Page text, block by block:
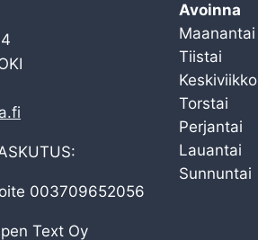
003709652056
Text Oy
Avoinna
Maanantai
Tiistai
Keskiviikko
Torstai
Perjantai
Lauantai
Sunnuntai